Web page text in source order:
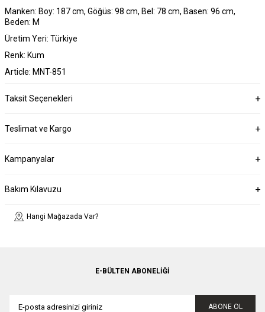
Manken: Boy: 187 cm, Göğüs: 98 cm, Bel: 78 cm, Basen: 96 cm,
Beden: M
Üretim Yeri: Türkiye
Renk: Kum
Article: MNT-851
Taksit Seçenekleri
Teslimat ve Kargo
Kampanyalar
Bakım Kılavuzu
Hangi Mağazada Var?
E-BÜLTEN ABONELIĞI
ABONE OL